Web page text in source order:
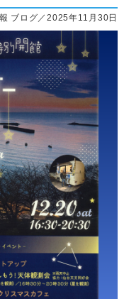
ブログ／2025年11月30日